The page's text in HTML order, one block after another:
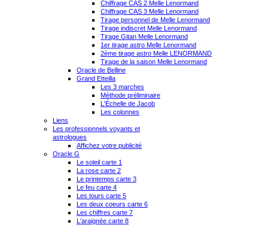
Chiffrage CAS 2 Melle Lenormand
Chiffrage CAS 3 Melle Lenormand
Tirage personnel de Melle Lenormand
Tirage indiscret Melle Lenormand
Tirage Gitan Melle Lenormand
1er tirage astro Melle Lenormand
2ème tirage astro Melle LENORMAND
Tirage de la saison Melle Lenormand
Oracle de Belline
Grand Etteilla
Les 3 marches
Méthode préliminaire
L'Échelle de Jacob
Les colonnes
Liens
Les professionnels voyants et
astrologues
Affichez votre publicité
Oracle G
Le soleil carte 1
La rose carte 2
Le printemps carte 3
Le feu carte 4
Les tours carte 5
Les deux coeurs carte 6
Les chiffres carte 7
L'araignée carte 8